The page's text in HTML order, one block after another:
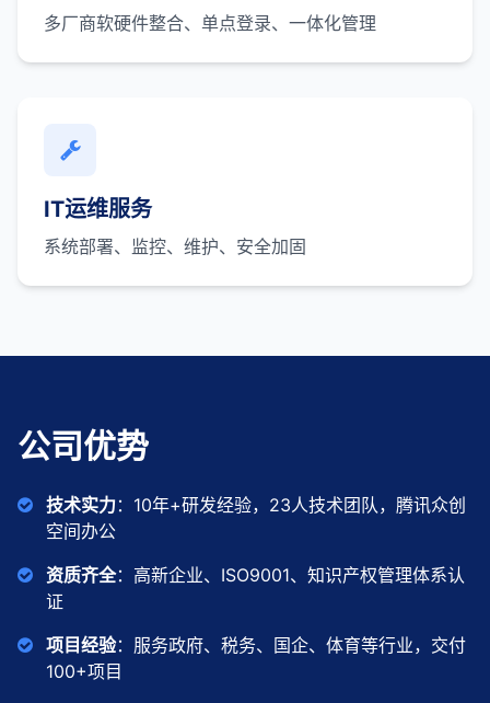
多厂商软硬件整合、单点登录、一体化管理
IT运维服务
系统部署、监控、维护、安全加固
公司优势
技术实力：10年+研发经验，23人技术团队，腾讯众创
空间办公
资质齐全：高新企业、ISO9001、知识产权管理体系认
证
项目经验：服务政府、税务、国企、体育等行业，交付
100+项目